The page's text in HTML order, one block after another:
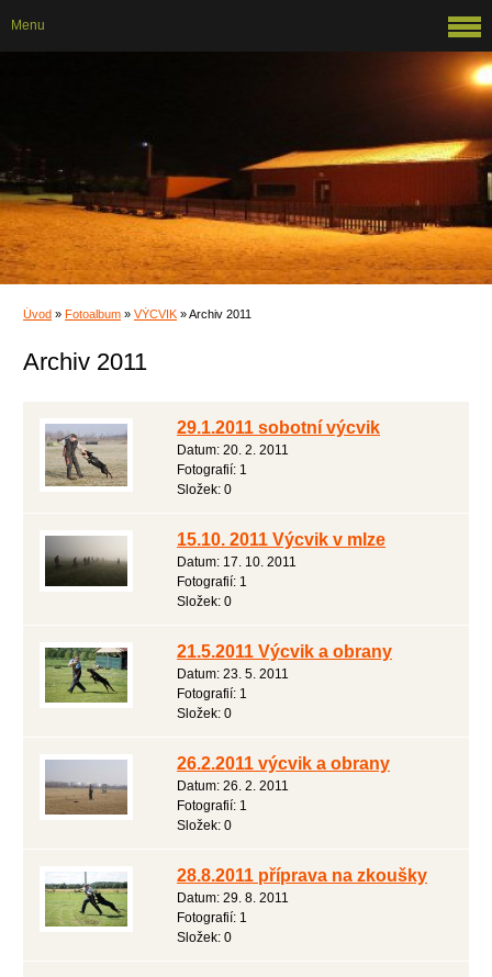
Úvod » Fotoalbum » VÝCVIK »Archiv 2011
Archiv 2011
29.1.2011 sobotní výcvik
Datum: 20. 2. 2011
Fotografií: 1
Složek: 0
15.10. 2011 Výcvik v mlze
Datum: 17. 10. 2011
Fotografií: 1
Složek: 0
21.5.2011 Výcvik a obrany
Datum: 23. 5. 2011
Fotografií: 1
Složek: 0
26.2.2011 výcvik a obrany
Datum: 26. 2. 2011
Fotografií: 1
Složek: 0
28.8.2011 příprava na zkoušky
Datum: 29. 8. 2011
Fotografií: 1
Složek: 0
Menu